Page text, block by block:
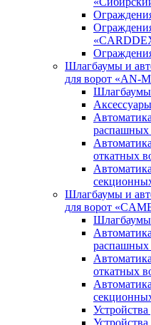
Шлагбаумы и
для ворот «AN-
Шлагбаумы
Аксессуары
распашных
откатных
Шлагбаумы и
для ворот
Шлагбаумы
распашных
откатных
Устройства